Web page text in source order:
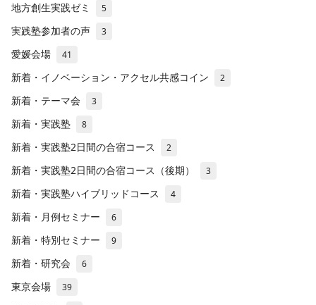
地方創生実践ゼミ 5
実践塾参加者の声 3
愛媛会場 41
新着・イノベーション・アクセル共感コイン 2
新着・テーマ会 3
新着・実践塾 8
新着・実践塾2日間の合宿コース 2
新着・実践塾2日間の合宿コース（後期） 3
新着・実践塾ハイブリッドコース 4
新着・月例セミナー 6
新着・特別セミナー 9
新着・研究会 6
東京会場 39